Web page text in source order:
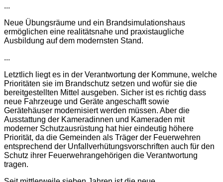
...
Neue Übungsräume und ein Brandsimulationshaus
ermöglichen eine realitätsnahe und praxistaugliche
Ausbildung auf dem modernsten Stand.
...
Letztlich liegt es in der Verantwortung der Kommune, welche
Prioritäten sie im Brandschutz setzen und wofür sie die
bereitgestellten Mittel ausgeben. Sicher ist es richtig dass
neue Fahrzeuge und Geräte angeschafft sowie
Gerätehäuser modernisiert werden müssen. Aber die
Ausstattung der Kameradinnen und Kameraden mit
moderner Schutzausrüstung hat hier eindeutig höhere
Priorität, da die Gemeinden als Träger der Feuerwehren
entsprechend der Unfallverhütungsvorschriften auch für den
Schutz ihrer Feuerwehrangehörigen die Verantwortung
tragen.